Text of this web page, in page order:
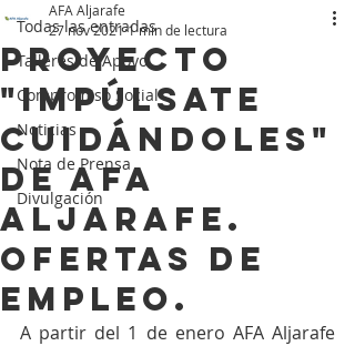
Todas las entradas
Talleres de Apoyo
Compromiso Social
Noticias
Nota de Prensa
Divulgación
Proyecto
"Impúlsate
Cuidándoles"
de AFA
Aljarafe.
Ofertas de
empleo.
AFA Aljarafe
27 nov 20211 min de lectura
A partir del 1 de enero AFA Aljarafe